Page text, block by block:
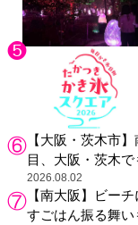
【大阪・茨木市
目、大阪・茨木で
2026.08.02
【南大阪】ビー
すごはん振る舞